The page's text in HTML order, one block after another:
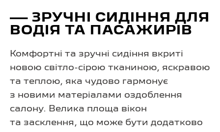
— ЗРУЧНІ СИДІННЯ ДЛЯ
ВОДІЯ ТА ПАСАЖИРІВ
Комфортні та зручні сидіння вкриті
новою світло-сірою тканиною, яскравою
та теплою, яка чудово гармонує
з новими матеріалами оздоблення
салону. Велика площа вікон
та засклення, що може бути додатково